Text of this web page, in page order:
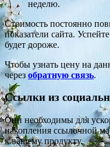
неделю.
Стоимость постоянно
показатели сайта.
будет дороже.
Чтобы узнать цену на
через обратную связь.
Ссылки из
Они необходимы для
накопления ссылочной
к вашему продукту.